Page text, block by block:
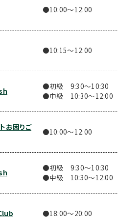
●10:00〜12:00
●10:15〜12:00
●初級 9:30〜10:30
●中級 10:30〜12:00
お困りご
●10:00〜12:00
●初級 9:30〜10:30
●中級 10:30〜12:00
●18:00〜20:00